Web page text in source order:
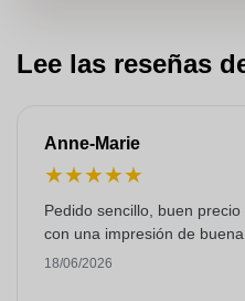
Lee las reseñas
Anne-Marie
★★★★★
Pedido sencillo, buen
con una impresión de buena
18/06/2026